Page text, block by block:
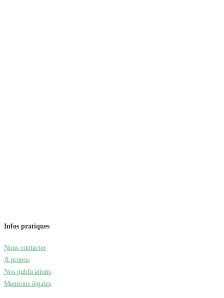
Infos pratiques
Nous contacter
A propos
Nos publications
Mentions légales